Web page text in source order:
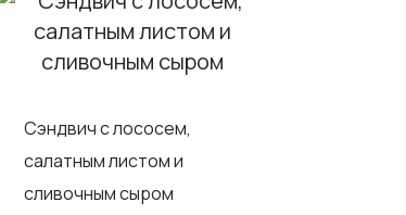
Сэндвич с лососем,
салатным листом и
сливочным сыром